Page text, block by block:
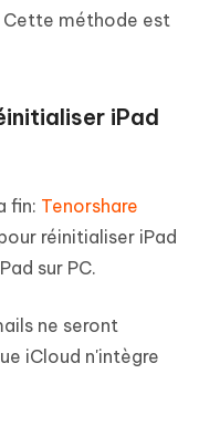
Cette méthode est
iPad
fin: Tenorshare
réinitialiser iPad
sur PC.
ne seront
iCloud n'intègre